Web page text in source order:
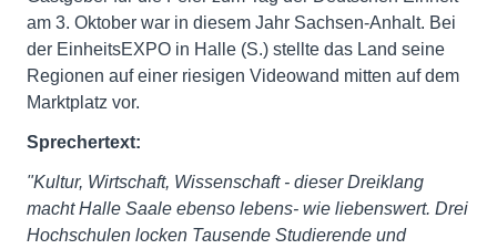
am 3. Oktober war in diesem Jahr Sachsen-Anhalt. Bei
der EinheitsEXPO in Halle (S.) stellte das Land seine
Regionen auf einer riesigen Videowand mitten auf dem
Marktplatz vor.
Sprechertext:
"Kultur, Wirtschaft, Wissenschaft - dieser Dreiklang
macht Halle Saale ebenso lebens- wie liebenswert. Drei
Hochschulen locken Tausende Studierende und